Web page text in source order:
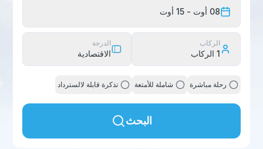
08 أوت - 15 أوت
الركاب
1 الركاب
الدرجة
الاقتصادية
رحلة مباشرة شاملة للأمتعة تذكرة قابلة لالسترداد
البحث